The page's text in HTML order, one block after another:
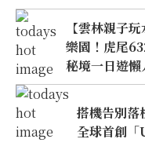
【雲林親子
樂園！虎尾
秘境一日遊懶
搭機告別落
全球首創